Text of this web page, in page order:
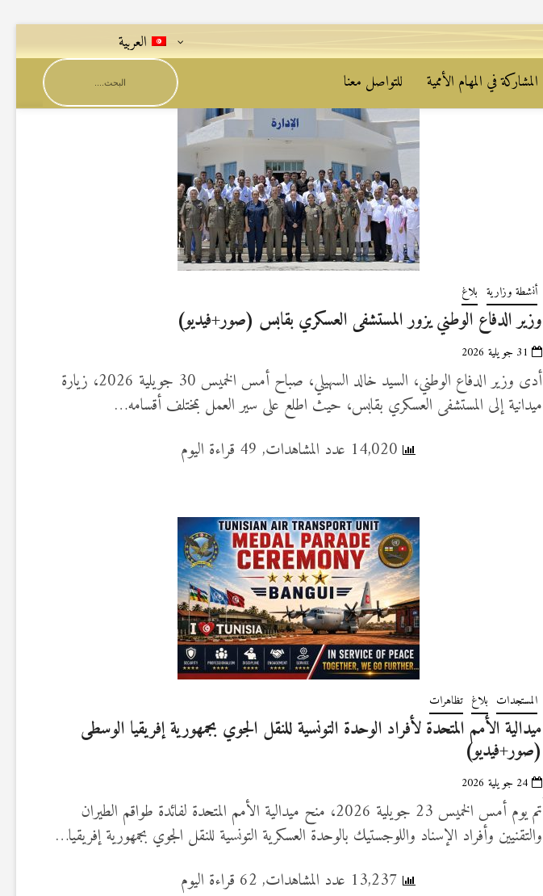
العربية
المشاركة في المهام الأممية للتواصل معنا
أنشطة وزارية بلاغ
وزير الدفاع الوطني يزور المستشفى العسكري بقابس (صور+فيديو)
أدى وزير الدفاع الوطني، السيد خالد السهيلي، صباح أمس الخميس 30 جويلية 2026، زيارة
ميدانية إلى المستشفى العسكري بقابس، حيث اطلع على سير العمل بمختلف أقسامه…
14,020 عدد المشاهدات, 49 قراءة اليوم
المستجدات بلاغ تظاهرات
ميدالية الأمم المتحدة لأفراد الوحدة التونسية للنقل الجوي بجمهورية إفريقيا الوسطى
(صور+فيديو)
تم يوم أمس الخميس 23 جويلية 2026، منح ميدالية الأمم المتحدة لفائدة طواقم الطيران
والتقنيين وأفراد الإسناد واللوجستيك بالوحدة العسكرية التونسية للنقل الجوي بجمهورية إفريقيا…
13,237 عدد المشاهدات, 62 قراءة اليوم